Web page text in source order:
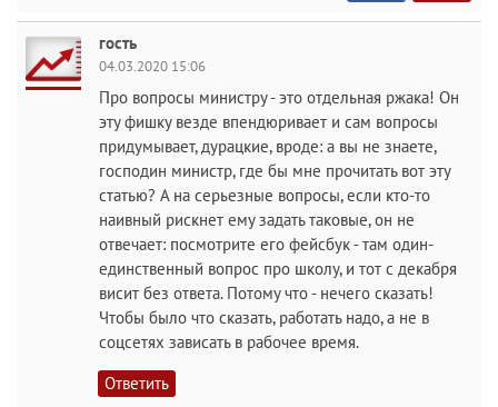
гость
04.03.2020 15:06
Про вопросы министру - это отдельная ржака! Он
эту фишку везде впендюривает и сам вопросы
придумывает, дурацкие, вроде: а вы не знаете,
господин министр, где бы мне прочитать вот эту
статью? А на серьезные вопросы, если кто-то
наивный рискнет ему задать таковые, он не
отвечает: посмотрите его фейсбук - там один-
единственный вопрос про школу, и тот с декабря
висит без ответа. Потому что - нечего сказать!
Чтобы было что сказать, работать надо, а не в
соцсетях зависать в рабочее время.
Ответить